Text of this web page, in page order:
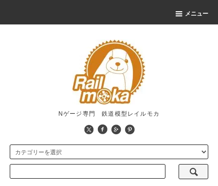
メニュー
Nゲージ専門 鉄道模型レイルモカ